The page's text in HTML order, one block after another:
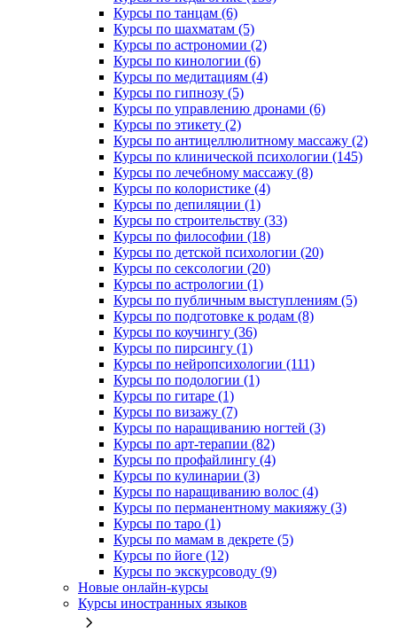
Курсы по танцам (6)
Курсы по шахматам (5)
Курсы по астрономии (2)
Курсы по кинологии (6)
Курсы по медитациям (4)
Курсы по гипнозу (5)
Курсы по управлению дронами (6)
Курсы по этикету (2)
Курсы по антицеллюлитному массажу (2)
Курсы по клинической психологии (145)
Курсы по лечебному массажу (8)
Курсы по колористике (4)
Курсы по депиляции (1)
Курсы по строительству (33)
Курсы по философии (18)
Курсы по детской психологии (20)
Курсы по сексологии (20)
Курсы по астрологии (1)
Курсы по публичным выступлениям (5)
Курсы по подготовке к родам (8)
Курсы по коучингу (36)
Курсы по пирсингу (1)
Курсы по нейропсихологии (111)
Курсы по подологии (1)
Курсы по гитаре (1)
Курсы по визажу (7)
Курсы по наращиванию ногтей (3)
Курсы по арт-терапии (82)
Курсы по профайлингу (4)
Курсы по кулинарии (3)
Курсы по наращиванию волос (4)
Курсы по перманентному макияжу (3)
Курсы по таро (1)
Курсы по мамам в декрете (5)
Курсы по йоге (12)
Курсы по экскурсоводу (9)
Новые онлайн‑курсы
Курсы иностранных языков